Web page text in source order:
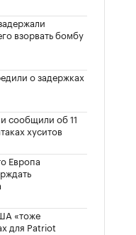
взорвать бомбу
о задержках
сообщили об 11
хуситов
Европа
«тоже
для Patriot